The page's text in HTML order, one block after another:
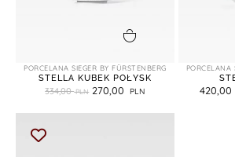
PORCELANA SIEGER BY FÜRSTENBERG
STELLA KUBEK POŁYSK
334,00
270,00
PORCELANA
420,00